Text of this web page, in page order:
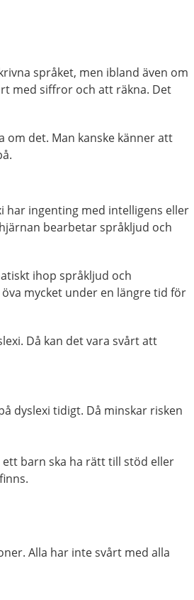
språket, men ibland även om
med siffror och att räkna. Det
om det. Man kanske känner att
har ingenting med intelligens eller
bearbetar språkljud och
ihop språkljud och
mycket under en längre tid för
Då kan det vara svårt att
dyslexi tidigt. Då minskar risken
barn ska ha rätt till stöd eller
Alla har inte svårt med alla